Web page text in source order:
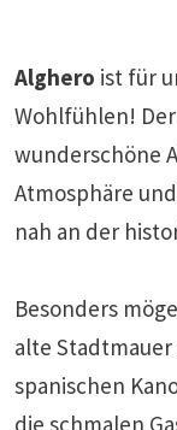
Alghero ist für
Wohlfühlen!
wunderschöne
Atmosphäre
nah an der
Besonders
alte
spanischen
die schmalen